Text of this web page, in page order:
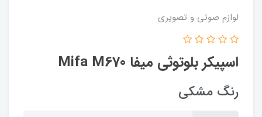
لوازم صوتی و تصویری
اسپیکر بلوتوثی میفا Mifa M670
رنگ مشکی